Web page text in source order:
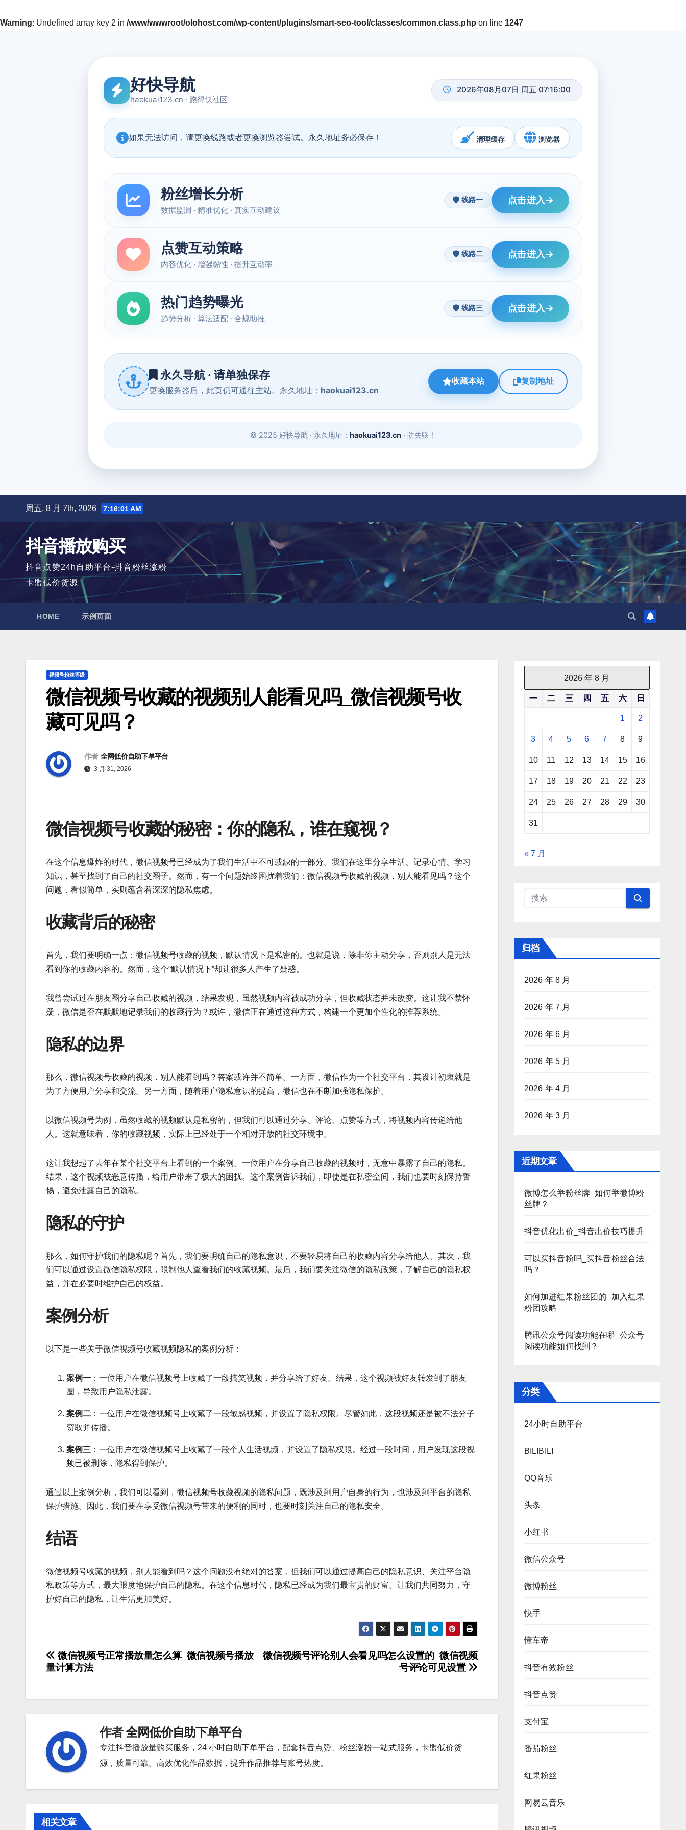
Warning: Undefined array key 2 in /www/wwwroot/olohost.com/wp-content/plugins/smart-seo-tool/classes/common.class.php on line 1247
周五. 8 月 7th, 2026 7:16:02 AM
抖音播放购买
抖音点赞24h自助平台-抖音粉丝涨粉
卡盟低价货源
HOME 示例页面
视频号粉丝等级
微信视频号收藏的视频别人能看见吗_微信视频号收
藏可见吗？
作者 全网低价自助下单平台
3 月 31, 2026
微信视频号收藏的秘密：你的隐私，谁在窥视？
在这个信息爆炸的时代，微信视频号已经成为了我们生活中不可或缺的一部分。我们在这里分享生活、记录心情、学习
知识，甚至找到了自己的社交圈子。然而，有一个问题始终困扰着我们：微信视频号收藏的视频，别人能看见吗？这个
问题，看似简单，实则蕴含着深深的隐私焦虑。
收藏背后的秘密
首先，我们要明确一点：微信视频号收藏的视频，默认情况下是私密的。也就是说，除非你主动分享，否则别人是无法
看到你的收藏内容的。然而，这个“默认情况下”却让很多人产生了疑惑。
我曾尝试过在朋友圈分享自己收藏的视频，结果发现，虽然视频内容被成功分享，但收藏状态并未改变。这让我不禁怀
疑，微信是否在默默地记录我们的收藏行为？或许，微信正在通过这种方式，构建一个更加个性化的推荐系统。
隐私的边界
那么，微信视频号收藏的视频，别人能看到吗？答案或许并不简单。一方面，微信作为一个社交平台，其设计初衷就是
为了方便用户分享和交流。另一方面，随着用户隐私意识的提高，微信也在不断加强隐私保护。
以微信视频号为例，虽然收藏的视频默认是私密的，但我们可以通过分享、评论、点赞等方式，将视频内容传递给他
人。这就意味着，你的收藏视频，实际上已经处于一个相对开放的社交环境中。
这让我想起了去年在某个社交平台上看到的一个案例。一位用户在分享自己收藏的视频时，无意中暴露了自己的隐私。
结果，这个视频被恶意传播，给用户带来了极大的困扰。这个案例告诉我们，即使是在私密空间，我们也要时刻保持警
惕，避免泄露自己的隐私。
隐私的守护
那么，如何守护我们的隐私呢？首先，我们要明确自己的隐私意识，不要轻易将自己的收藏内容分享给他人。其次，我
们可以通过设置微信隐私权限，限制他人查看我们的收藏视频。最后，我们要关注微信的隐私政策，了解自己的隐私权
益，并在必要时维护自己的权益。
案例分析
以下是一些关于微信视频号收藏视频隐私的案例分析：
案例一 ：一位用户在微信视频号上收藏了一段搞笑视频，并分享给了好友。结果，这个视频被好友转发到了朋友
圈，导致用户隐私泄露。
案例二 ：一位用户在微信视频号上收藏了一段敏感视频，并设置了隐私权限。尽管如此，这段视频还是被不法分子
窃取并传播。
案例三 ：一位用户在微信视频号上收藏了一段个人生活视频，并设置了隐私权限。经过一段时间，用户发现这段视
频已被删除，隐私得到保护。
通过以上案例分析，我们可以看到，微信视频号收藏视频的隐私问题，既涉及到用户自身的行为，也涉及到平台的隐私
保护措施。因此，我们要在享受微信视频号带来的便利的同时，也要时刻关注自己的隐私安全。
结语
微信视频号收藏的视频，别人能看到吗？这个问题没有绝对的答案，但我们可以通过提高自己的隐私意识、关注平台隐
私政策等方式，最大限度地保护自己的隐私。在这个信息时代，隐私已经成为我们最宝贵的财富。让我们共同努力，守
护好自己的隐私，让生活更加美好。
文
导
微信视频号评论别人会看见吗怎么设置的_微信视频
号评论可见设置
微信视频号正常播放量怎么算_微信视频号播放
量计算方法
作者全网低价自助下单平台
专注抖音播放量购买服务，24 小时自助下单平台，配套抖音点赞、粉丝涨粉一站式服务，卡盟低价货
源，质量可靠。高效优化作品数据，提升作品推荐与账号热度。
相关文章
2026 年 8 月
一 二 三 四 五 六 日
1 2
3 4 5 6 7 8 9
10 11 12 13 14 15 16
17 18 19 20 21 22 23
24 25 26 27 28 29 30
31
« 7 月
归档
2026 年 8 月
2026 年 7 月
2026 年 6 月
2026 年 5 月
2026 年 4 月
2026 年 3 月
近期文章
微博怎么举粉丝牌_如何举微博粉
丝牌？
抖音优化出价_抖音出价技巧提升
可以买抖音粉吗_买抖音粉丝合法
吗？
如何加进红果粉丝团的_加入红果
粉团攻略
腾讯公众号阅读功能在哪_公众号
阅读功能如何找到？
分类
24小时自助平台
BILIBILI
QQ音乐
头条
小红书
微信公众号
微博粉丝
快手
懂车帝
抖音有效粉丝
抖音点赞
支付宝
番茄粉丝
红果粉丝
网易云音乐